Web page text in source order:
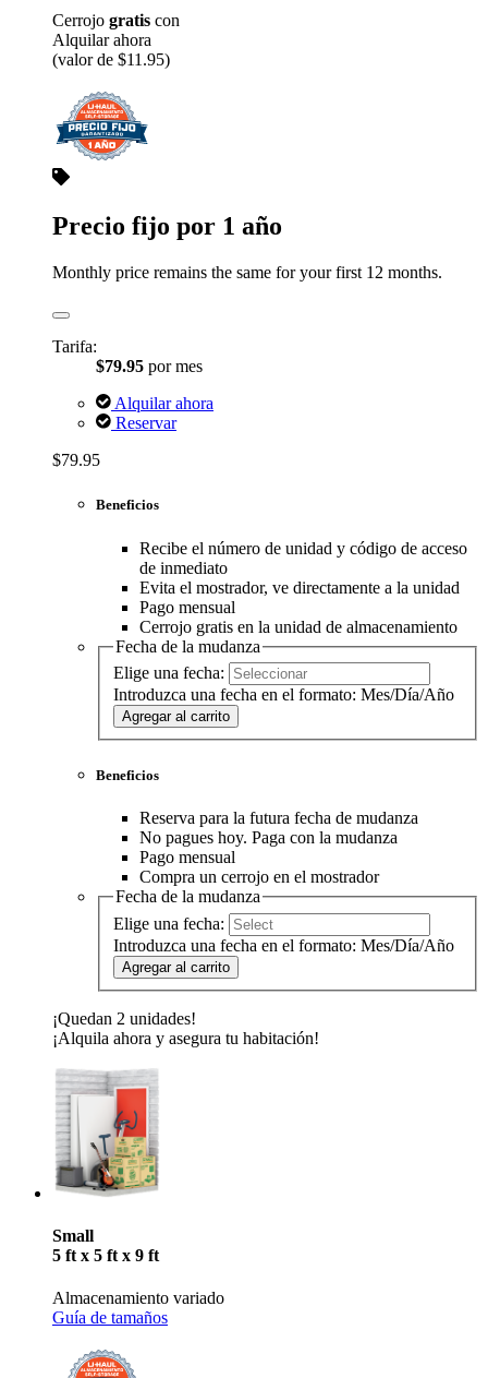
Cerrojo gratis con
Alquilar ahora
(valor de $11.95)
Precio fijo por 1 año
Monthly price remains the same for your first 12 months.
Tarifa:
$79.95 por mes
Alquilar ahora
Reservar
$79.95
Beneficios
Recibe el número de unidad y código de acceso
de inmediato
Evita el mostrador, ve directamente a la unidad
Pago mensual
Cerrojo gratis en la unidad de almacenamiento
Fecha de la mudanza
Elige una fecha:
Introduzca una fecha en el formato: Mes/Día/Año
Agregar al carrito
Beneficios
Reserva para la futura fecha de mudanza
No pagues hoy. Paga con la mudanza
Pago mensual
Compra un cerrojo en el mostrador
Fecha de la mudanza
Elige una fecha:
Introduzca una fecha en el formato: Mes/Día/Año
Agregar al carrito
¡Quedan 2 unidades!
¡Alquila ahora y asegura tu habitación!
Small
5 ft x 5 ft x 9 ft
Almacenamiento variado
Guía de tamaños